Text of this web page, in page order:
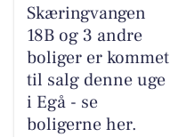
Skæringvangen
18B og 3 andre
boliger er kommet
til salg denne uge
i Egå - se
boligerne her.